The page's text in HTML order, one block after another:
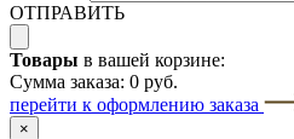
ОТПРАВИТЬ
Товары в вашей корзине:
Сумма заказа: 0 руб.
перейти к оформлению заказа
×